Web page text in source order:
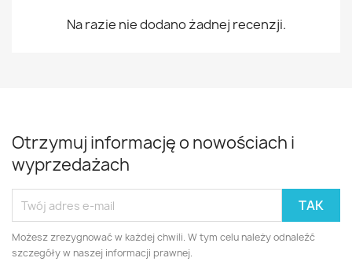
Na razie nie dodano żadnej recenzji.
Otrzymuj informację o nowościach i
wyprzedażach
Możesz zrezygnować w każdej chwili. W tym celu należy odnaleźć
szczegóły w naszej informacji prawnej.